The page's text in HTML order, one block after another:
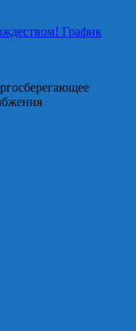
График